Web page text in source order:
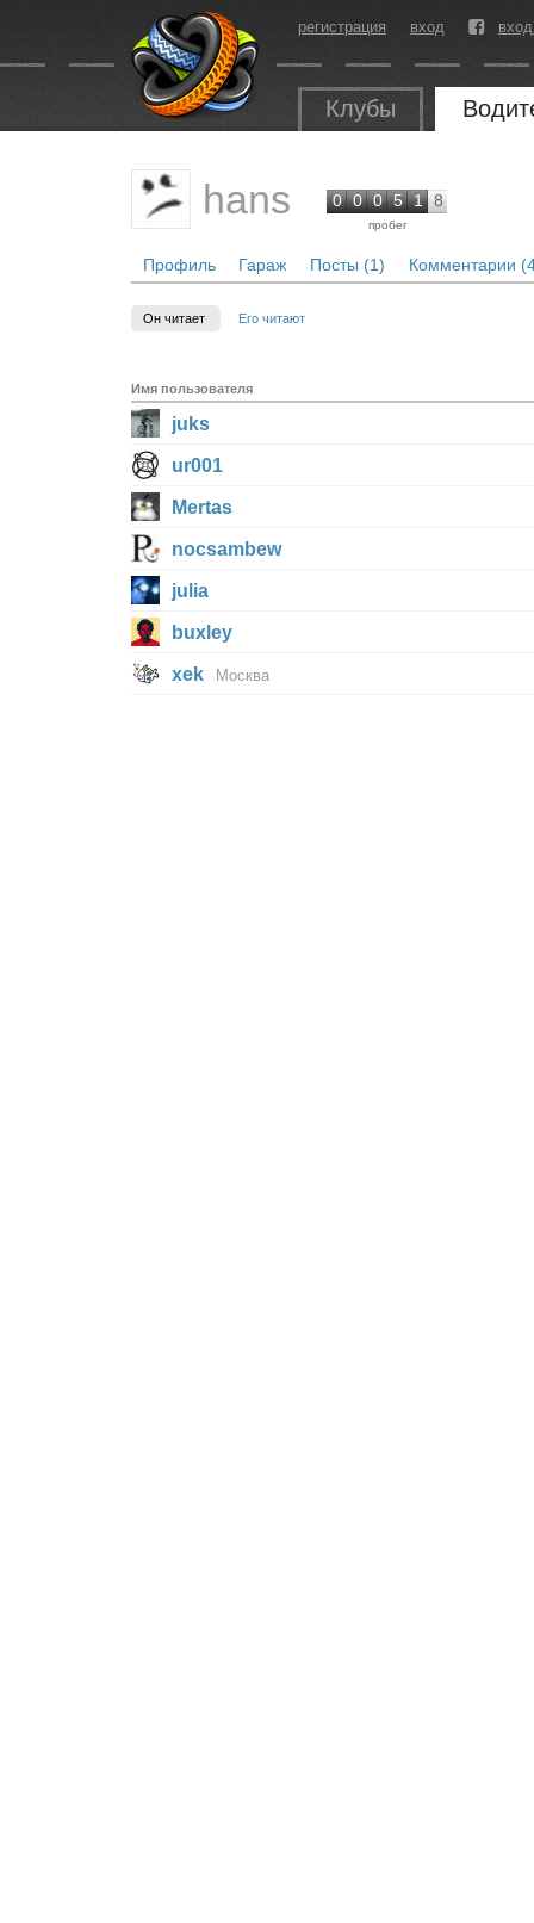
регистрация вход
Клубы
hans 0 0 0 5 1 8
пробег
Профиль Гараж Посты (1) Комментарии
Он читает Его читают
Имя пользователя
juks
ur001
Mertas
nocsambew
julia
buxley
xek Москва